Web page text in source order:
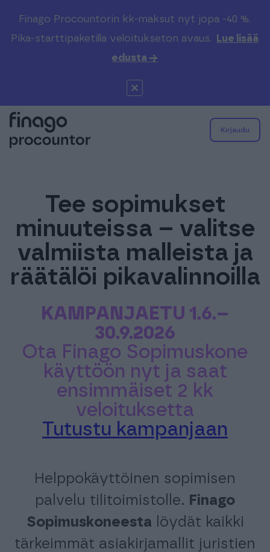
Finago Procountorin kk-maksut nyt jopa -40 %.
Pika-starttipaketilla veloitukseton avaus.
Lue lisää
edusta →
Kirjaudu
SOLO
SOPIMUSKONE
FINAGO SIGN
KAMPUS
Tee sopimukset
minuuteissa – valitse
valmiista malleista ja
räätälöi pikavalinnoilla
KAMPANJAETU 1.6.–
30.9.2026
Ota Finago Sopimuskone
käyttöön nyt ja saat
ensimmäiset 2 kk
veloituksetta
Tutustu kampanjaan
Helppokäyttöinen sopimisen
palvelu tilitoimistolle. Finago
Sopimuskoneesta löydät kaikki
tärkeimmät asiakirjamallit juristien